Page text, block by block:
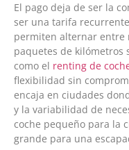
El pago deja de ser la
ser una tarifa
permiten alternar entre
paquetes de kilómetros
como el renting de
flexibilidad sin
encaja en ciudades
y la variabilidad de
coche pequeño para la
grande para una